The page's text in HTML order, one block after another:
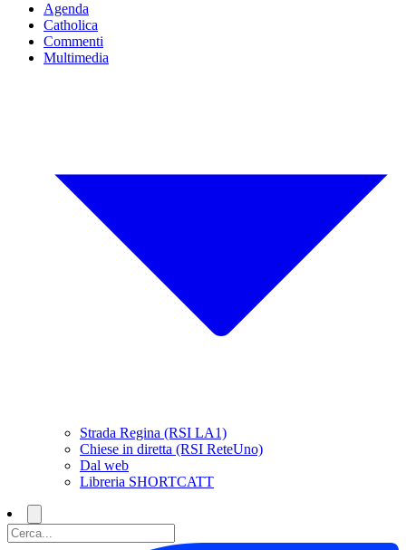
Agenda
Catholica
Commenti
Multimedia
Strada Regina (RSI LA1)
Chiese in diretta (RSI ReteUno)
Dal web
Libreria SHORTCATT